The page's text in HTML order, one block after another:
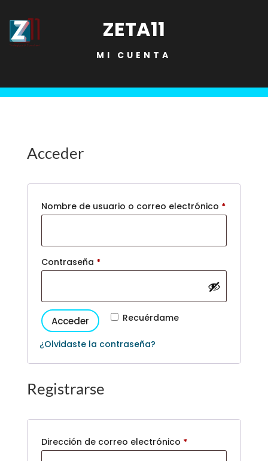
ZETA11
MI CUENTA
Acceder
Nombre de usuario o correo electrónico *
Contraseña *Obligatorio
Recuérdame
Acceder
¿Olvidaste la contraseña?
Registrarse
Dirección de correo electrónico *Obligatorio